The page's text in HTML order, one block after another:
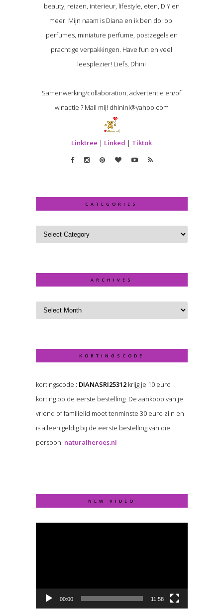
beauty, reizen, interieur, lifestyle, eten, DIY en
meer. Mijn naam is Diana en ik ben dol op:
perfumes, miniature perfume, postzegels en
prachtige verpakkingen. Have fun en veel
leesplezier! Liefs, Dhini
Samenwerking/collaboration, advertentie en/of
winactie ? Mail mij! dhininl@yahoo.com
Linktree | Linked | Tiktok
CATEGORIES
ARCHIVES
KORTINGSCODE
kortingscode : DIANASRI25312krijg je 10 euro
korting op de eerste bestelling. De aankoop van je
vriend of familielid moet tenminste 30 euro zijn en
is alleen geldig bij de eerste bestelling van die
persoon. naturalheroes.nl
NEW VIDEO
Video
00:00 11:58